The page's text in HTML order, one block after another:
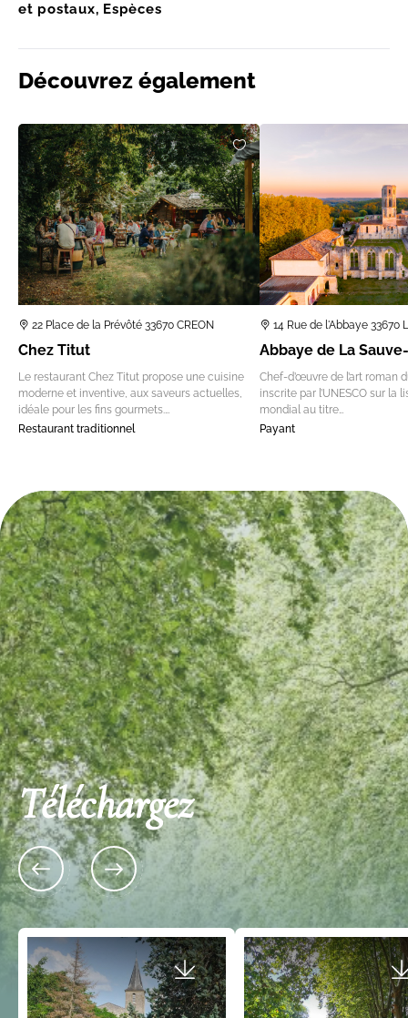
et postaux, Espèces
Découvrez également
22 Place de la Prévôté 33670 CREON
Chez Titut
Le restaurant Chez Titut propose une cuisine
moderne et inventive, aux saveurs actuelles,
idéale pour les fins gourmets.…
Restaurant traditionnel
14 Rue de l'Abbaye 33670
Abbaye de La
Chef-d’œuvre de l’art roman
inscrite par l’UNESCO sur la
mondial au titre…
Payant
Téléchargez